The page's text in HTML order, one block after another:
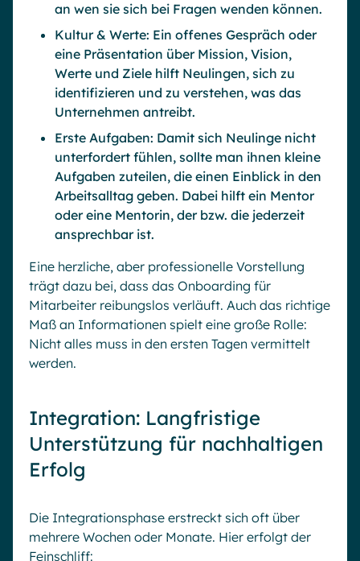
an wen sie sich bei Fragen wenden können.
Kultur & Werte: Ein offenes Gespräch oder
eine Präsentation über Mission, Vision,
Werte und Ziele hilft Neulingen, sich zu
identifizieren und zu verstehen, was das
Unternehmen antreibt.
Erste Aufgaben: Damit sich Neulinge nicht
unterfordert fühlen, sollte man ihnen kleine
Aufgaben zuteilen, die einen Einblick in den
Arbeitsalltag geben. Dabei hilft ein Mentor
oder eine Mentorin, der bzw. die jederzeit
ansprechbar ist.
Eine herzliche, aber professionelle Vorstellung
trägt dazu bei, dass das Onboarding für
Mitarbeiter reibungslos verläuft. Auch das richtige
Maß an Informationen spielt eine große Rolle:
Nicht alles muss in den ersten Tagen vermittelt
werden.
Integration: Langfristige
Unterstützung für nachhaltigen
Erfolg
Die Integrationsphase erstreckt sich oft über
mehrere Wochen oder Monate. Hier erfolgt der
Feinschliff: